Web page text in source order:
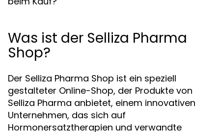
Was ist der Selliza Pharma
Shop?
Der Selliza Pharma Shop ist ein speziell
gestalteter Online-Shop, der Produkte von
Selliza Pharma anbietet, einem innovativen
Unternehmen, das sich auf
Hormonersatztherapien und verwandte